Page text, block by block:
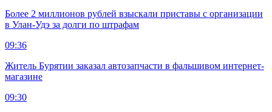
Более 2 миллионов рублей взыскали приставы с организации
в Улан-Удэ за долги по штрафам
09:36
Житель Бурятии заказал автозапчасти в фальшивом интернет-
магазине
09:30